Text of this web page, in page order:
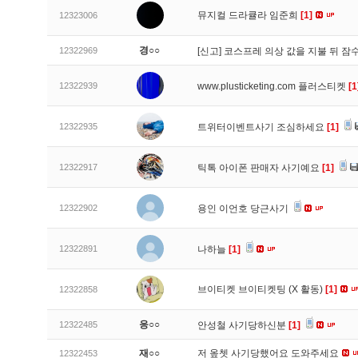
12323006 뮤지컬 드라큘라 임준희 [1]
12322969 경○○ [신고] 코스프레 의상 값을 지불 뒤 잠
12322939 www.plusticketing.com 플러스티켓 [1]
12322935 트위터이벤트사기 조심하세요 [1]
12322917 틱톡 아이폰 판매자 사기예요 [1]
12322902 용인 이언호 당근사기
12322891 나하늘 [1]
12322858 브이티켓 브이티켓팅 (X 활동) [1]
12322485 응○○ 안성철 사기당하신분 [1]
12322453 재○○ 저 옾쳇 사기당했어요 도와주세요